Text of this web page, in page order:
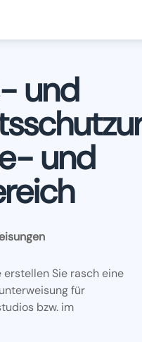
und
und
Sie rasch eine
für
bzw. im